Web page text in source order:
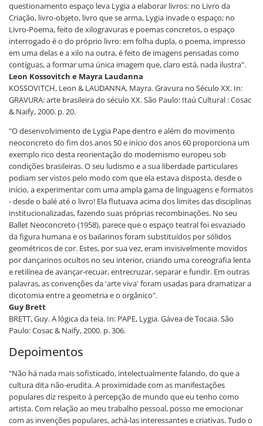
questionamento espaço leva Lygia a elaborar livros: no Livro da
Criação, livro-objeto, livro que se arma, Lygia invade o espaço; no
Livro-Poema, feito de xilogravuras e poemas concretos, o espaço
interrogado é o do próprio livro: em folha dupla, o poema, impresso
em uma delas e a xilo na outra, é feito de imagens pensadas como
contíguas, a formar uma única imagem que, claro está, nada ilustra".
Leon Kossovitch e Mayra Laudanna
KOSSOVITCH, Leon & LAUDANNA, Mayra. Gravura no Século XX. In:
GRAVURA: arte brasileira do século XX. São Paulo: Itaú Cultural : Cosac
& Naify, 2000. p. 20.
"O desenvolvimento de Lygia Pape dentro e além do movimento
neoconcreto do fim dos anos 50 e início dos anos 60 proporciona um
exemplo rico desta reorientação do modernismo europeu sob
condições brasileiras. O seu ludismo e a sua liberdade particulares
podiam ser vistos pelo modo com que ela estava disposta, desde o
início, a experimentar com uma ampla gama de linguagens e formatos
- desde o balé até o livro! Ela flutuava acima dos limites das disciplinas
institucionalizadas, fazendo suas próprias recombinações. No seu
Ballet Neoconcreto (1958), parece que o espaço teatral foi esvaziado
da figura humana e os bailarinos foram substituídos por sólidos
geométricos de cor. Estes, por sua vez, eram invisivelmente movidos
por dançarinos ocultos no seu interior, criando uma coreografia lenta
e retilínea de avançar-recuar, entrecruzar, separar e fundir. Em outras
palavras, as convenções da 'arte viva' foram usadas para dramatizar a
dicotomia entre a geometria e o orgânico".
Guy Brett
BRETT, Guy. A lógica da teia. In: PAPE, Lygia. Gávea de Tocaia. São
Paulo: Cosac & Naify, 2000. p. 306.
Depoimentos
"Não há nada mais sofisticado, intelectualmente falando, do que a
cultura dita não-erudita. A proximidade com as manifestações
populares diz respeito à percepção de mundo que eu tenho como
artista. Com relação ao meu trabalho pessoal, posso me emocionar
com as invenções populares, achá-las interessantes e criativas. Tudo o